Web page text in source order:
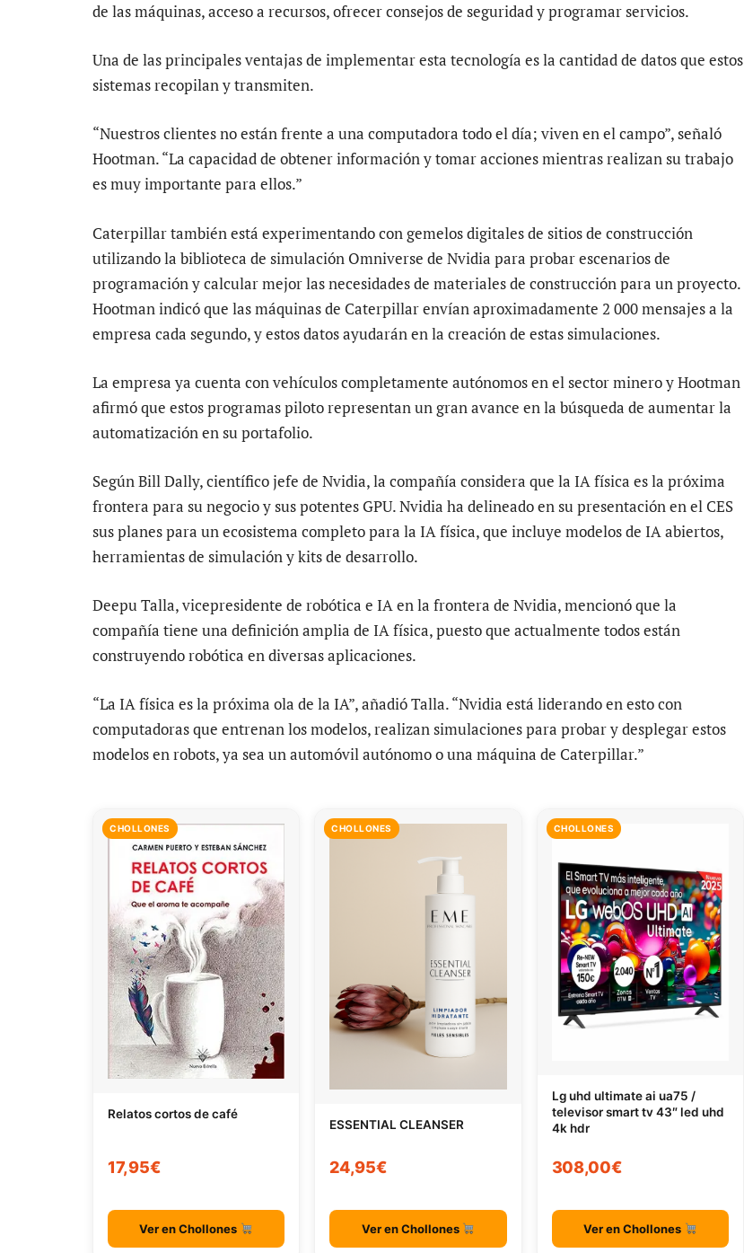
de las máquinas, acceso a recursos, ofrecer consejos de seguridad y programar servicios.
Una de las principales ventajas de implementar esta tecnología es la cantidad de datos que estos
sistemas recopilan y transmiten.
“Nuestros clientes no están frente a una computadora todo el día; viven en el campo”, señaló
Hootman. “La capacidad de obtener información y tomar acciones mientras realizan su trabajo
es muy importante para ellos.”
Caterpillar también está experimentando con gemelos digitales de sitios de construcción
utilizando la biblioteca de simulación Omniverse de Nvidia para probar escenarios de
programación y calcular mejor las necesidades de materiales de construcción para un proyecto.
Hootman indicó que las máquinas de Caterpillar envían aproximadamente 2 000 mensajes a la
empresa cada segundo, y estos datos ayudarán en la creación de estas simulaciones.
La empresa ya cuenta con vehículos completamente autónomos en el sector minero y Hootman
afirmó que estos programas piloto representan un gran avance en la búsqueda de aumentar la
automatización en su portafolio.
Según Bill Dally, científico jefe de Nvidia, la compañía considera que la IA física es la próxima
frontera para su negocio y sus potentes GPU. Nvidia ha delineado en su presentación en el CES
sus planes para un ecosistema completo para la IA física, que incluye modelos de IA abiertos,
herramientas de simulación y kits de desarrollo.
Deepu Talla, vicepresidente de robótica e IA en la frontera de Nvidia, mencionó que la
compañía tiene una definición amplia de IA física, puesto que actualmente todos están
construyendo robótica en diversas aplicaciones.
“La IA física es la próxima ola de la IA”, añadió Talla. “Nvidia está liderando en esto con
computadoras que entrenan los modelos, realizan simulaciones para probar y desplegar estos
modelos en robots, ya sea un automóvil autónomo o una máquina de Caterpillar.”
CHOLLONES
Relatos cortos de café
17,95€
Ver en Chollones
CHOLLONES
ESSENTIAL CLEANSER
24,95€
Ver en Chollones
CHOLLONES
Lg uhd ultimate ai ua75 /
televisor smart tv 43″ led uhd
4k hdr
308,00€
Ver en Chollones